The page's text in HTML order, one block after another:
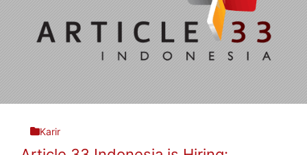
Karir